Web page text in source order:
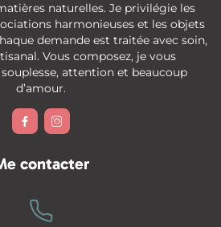
naturelles. Je privilégie les
harmonieuses et les objets
demande est traitée avec soin,
Vous composez, je vous
attention et beaucoup
d’amour.
 
contacter